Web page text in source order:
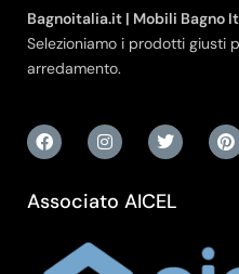
Bagnoitalia.it | Mobili Bagno
Selezioniamo i prodotti giusti
arredamento.
Associato AICEL